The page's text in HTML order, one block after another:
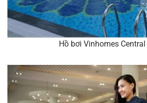
Hồ bơi Vinhomes